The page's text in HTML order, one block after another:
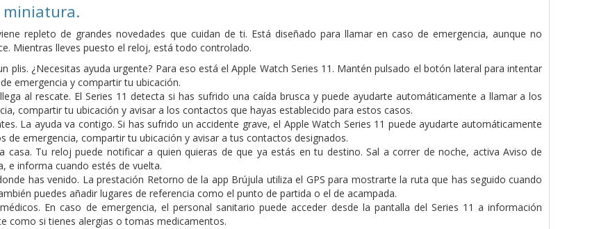
miniatura.
repleto de grandes novedades que cuidan de ti. Está diseñado para llamar en caso de emergencia, aunque no
Mientras lleves puesto el reloj, está todo controlado.
plis. ¿Necesitas ayuda urgente? Para eso está el Apple Watch Series 11. Mantén pulsado el botón lateral para intentar
emergencia y compartir tu ubicación.
al rescate. El Series 11 detecta si has sufrido una caída brusca y puede ayudarte automáticamente a llamar a los
compartir tu ubicación y avisar a los contactos que hayas establecido para estos casos.
La ayuda va contigo. Si has sufrido un accidente grave, el Apple Watch Series 11 puede ayudarte automáticamente
de emergencia, compartir tu ubicación y avisar a tus contactos designados.
casa. Tu reloj puede notificar a quien quieras de que ya estás en tu destino. Sal a correr de noche, activa Aviso de
e informa cuando estés de vuelta.
has venido. La prestación Retorno de la app Brújula utiliza el GPS para mostrarte la ruta que has seguido cuando
puedes añadir lugares de referencia como el punto de partida o el de acampada.
En caso de emergencia, el personal sanitario puede acceder desde la pantalla del Series 11 a información
como si tienes alergias o tomas medicamentos.